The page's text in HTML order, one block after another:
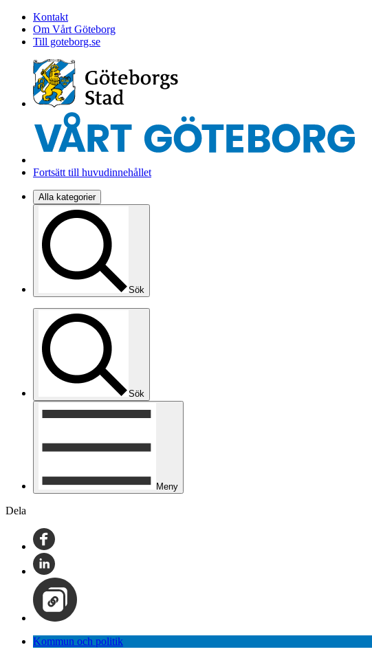
Kontakt
Om Vårt Göteborg
Till goteborg.se
Fortsätt till huvudinnehållet
Alla kategorier
Sök
Sök
Meny
Dela
Kommun och politik